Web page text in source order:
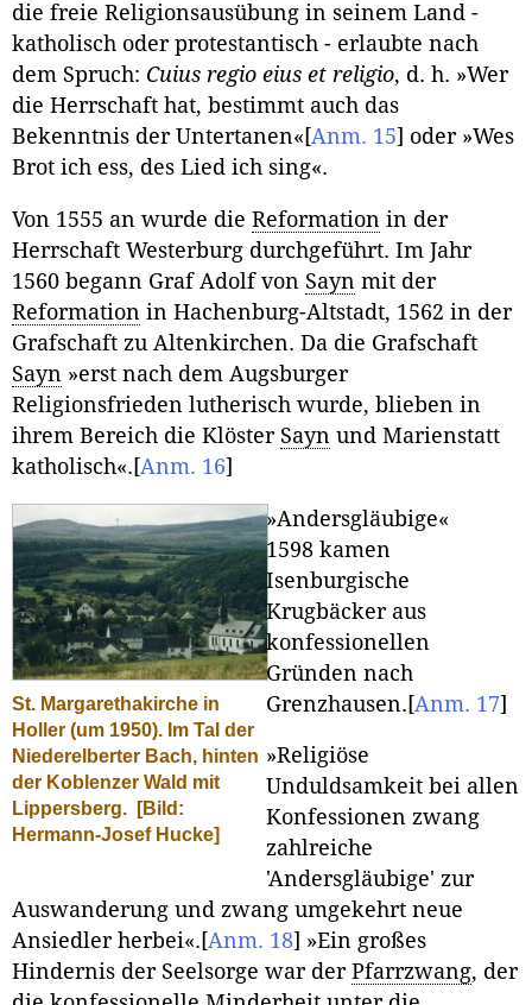
die freie Religionsausübung in seinem Land -
katholisch oder protestantisch - erlaubte nach
dem Spruch: Cuius regio eius et religio, d. h. »Wer
die Herrschaft hat, bestimmt auch das
Bekenntnis der Untertanen« [Anm. 15] oder »Wes
Brot ich ess, des Lied ich sing«.
Von 1555 an wurde die Reformation in der
Herrschaft Westerburg durchgeführt. Im Jahr
1560 begann Graf Adolf von Sayn mit der
Reformation in Hachenburg-Altstadt, 1562 in der
Grafschaft zu Altenkirchen. Da die Grafschaft
Sayn »erst nach dem Augsburger
Religionsfrieden lutherisch wurde, blieben in
ihrem Bereich die Klöster Sayn und Marienstatt
katholisch«. [Anm. 16]
St. Margarethakirche in
Holler (um 1950). Im Tal der
Niederelberter Bach, hinten
der Koblenzer Wald mit
Lippersberg.
[Bild:
Hermann-Josef Hucke]
»Andersgläubige«
1598 kamen
Isenburgische
Krugbäcker aus
konfessionellen
Gründen nach
Grenzhausen. [Anm. 17]
»Religiöse
Unduldsamkeit bei allen
Konfessionen zwang
zahlreiche
'Andersgläubige' zur
Auswanderung und zwang umgekehrt neue
Ansiedler herbei«. [Anm. 18] »Ein großes
Hindernis der Seelsorge war der Pfarrzwang, der